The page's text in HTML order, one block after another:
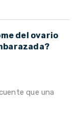
del ovario
que una